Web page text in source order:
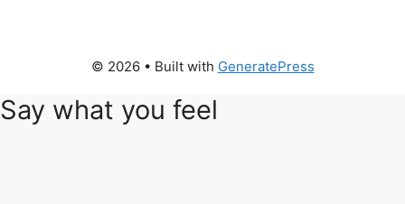
© 2026 • Built with GeneratePress
Say what you feel